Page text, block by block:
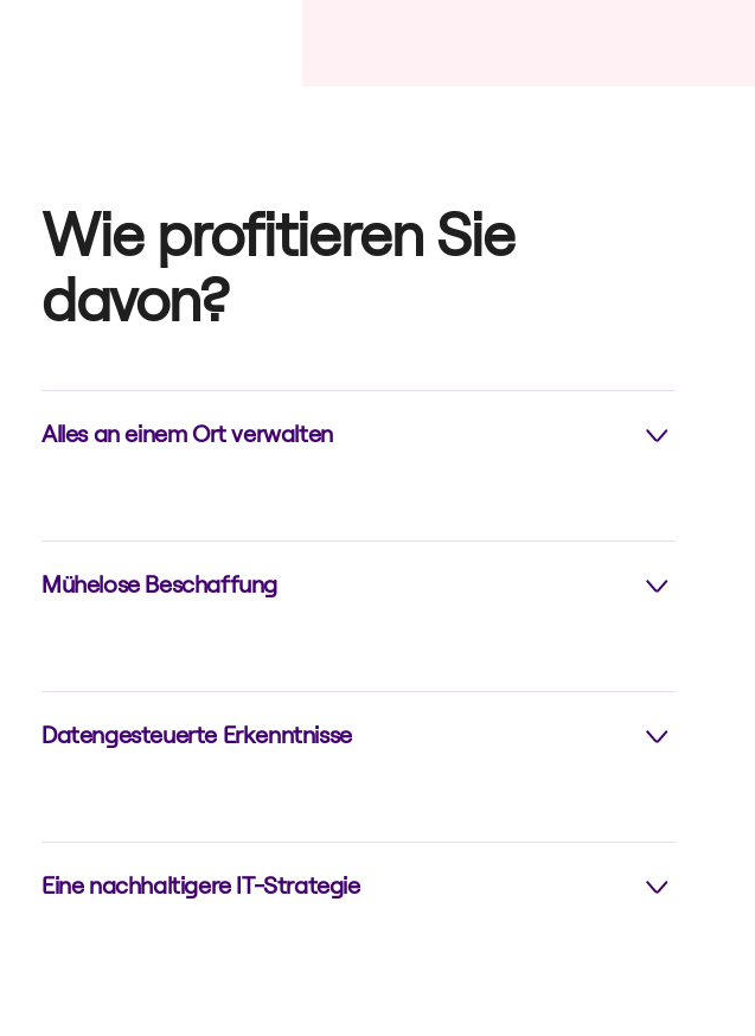
Wie profitieren Sie
davon?
Alles an einem Ort verwalten
optimieren und skalieren.
Mühelose Beschaffung
auszuwählen.
Datengesteuerte Erkenntnisse
Eine nachhaltigere IT-Strategie